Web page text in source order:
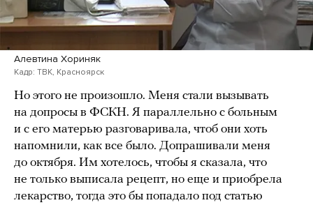
Алевтина Хориняк
Кадр: ТВК, Красноярск
Но этого не произошло. Меня стали вызывать
на допросы в ФСКН. Я параллельно с больным
и с его матерью разговаривала, чтоб они хоть
напомнили, как все было. Допрашивали меня
до октября. Им хотелось, чтобы я сказала, что
не только выписала рецепт, но еще и приобрела
лекарство, тогда это бы попадало под статью